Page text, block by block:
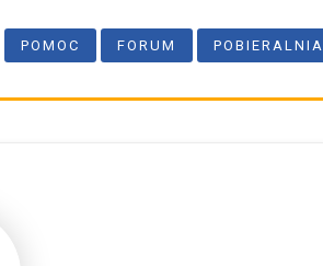
POMOC FORUM POBIERALNIA